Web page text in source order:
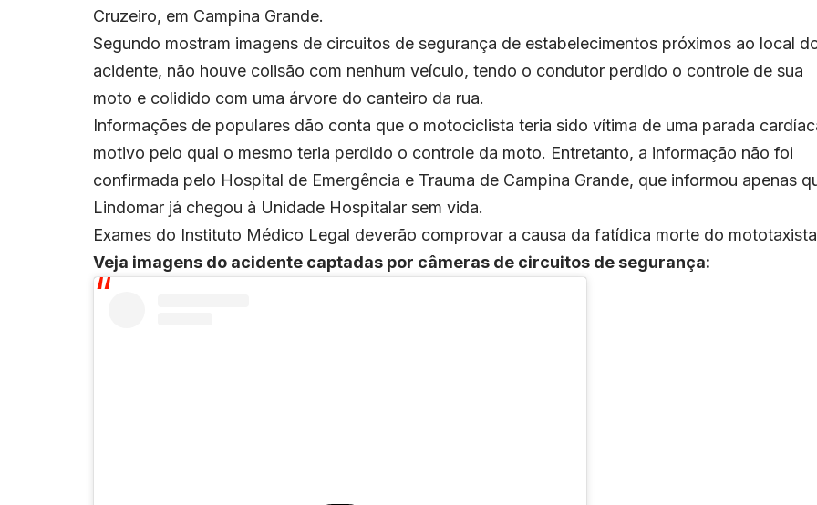
Cruzeiro, em Campina Grande.
Segundo mostram imagens de circuitos de segurança de estabelecimentos próximos ao local
acidente, não houve colisão com nenhum veículo, tendo o condutor perdido o controle de sua
moto e colidido com uma árvore do canteiro da rua.
Informações de populares dão conta que o motociclista teria sido vítima de uma parada
motivo pelo qual o mesmo teria perdido o controle da moto. Entretanto, a informação não foi
confirmada pelo Hospital de Emergência e Trauma de Campina Grande, que informou apenas
Lindomar já chegou à Unidade Hospitalar sem vida.
Exames do Instituto Médico Legal deverão comprovar a causa da fatídica morte do
Veja imagens do acidente captadas por câmeras de circuitos de segurança: